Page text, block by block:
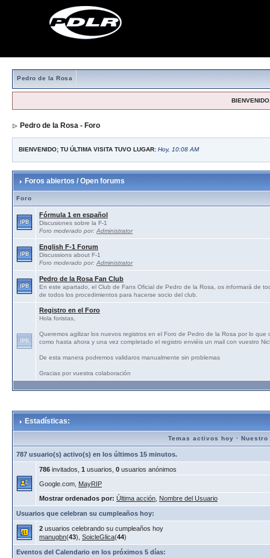
Pedro de la Rosa
Pedro de la Rosa - Foro
BIENVENIDO; TU ÚLTIMA VISITA TUVO LUGAR: Hoy, 10:08 AM
Foros abiertos / Open forums
Foro
Fórmula 1 en español
Discusiones sobre la F-1
Foro moderado por: Administrator
English F-1 Forum
Discussions about F-1
Foro moderado por: Administrator
Pedro de la Rosa Fan Club
En este apartado, el Club de Fans Oficial de Pedro de la Rosa, os informará de
de todos los procedimientos para hacerse socio del club.
Registro en el Foro
Hola foristas,
Queremos agilizar los nuevos registros en el Foro de Pedro de la Rosa por lo
como hasta ahora y una vez completado el registro enviéis un mail con vuestro
De esta manera podremos validaros manualmente sin problemas
Gracias por vuestra colaboración
Estadísticas:
Temas activos hoy · Nuestro
787 usuario(s) activo(s) en los últimos 15 minutos.
786 invitados, 1 usuarios, 0 usuarios anónimos
Google.com, MayRIP
Mostrar ordenados por: Última acción Nombre del Usuario
Usuarios que celebran su cumpleaños hoy:
2 usuarios celebrando su cumpleaños hoy
manugbn(43), SoicleGlica(44)
Eventos del Calendario en los próximos 5 días: